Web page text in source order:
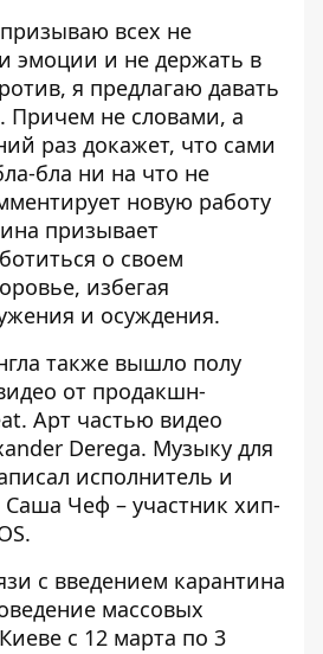
всех не
эмоции и не держать в
я предлагаю давать
Причем не словами, а
раз докажет, что сами
бла ни на что не
новую работу
призывает
о своем
избегая
и осуждения.
также вышло полу
от продакшн-
Арт частью видео
Derega. Музыку для
исполнитель и
Чеф – участник хип-
с введением карантина
массовых
с 12 марта по 3